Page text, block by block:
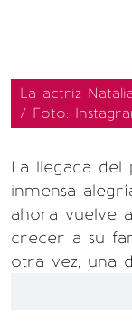
La actriz
/ Foto:
La llegada
inmensa
ahora vuelve
crecer a su
otra vez, una